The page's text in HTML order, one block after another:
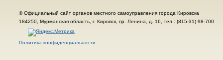
© Официальный сайт органов местного самоуправления города Кировска
184250, Мурманская область, г. Кировск, пр. Ленина, д. 16, тел.: (815-31) 98-700
Политика конфиденциальности